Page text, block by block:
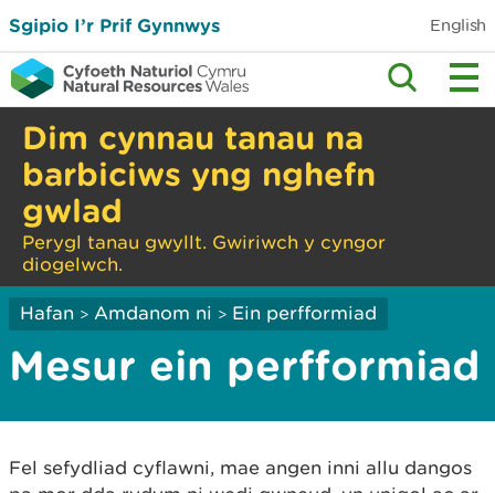
Sgipio I’r Prif Gynnwys English
Dim cynnau tanau na
barbiciws yng nghefn
gwlad
Perygl tanau gwyllt. Gwiriwch y cyngor
diogelwch.
Hafan > Amdanom ni > Ein perfformiad
Mesur ein perfformiad
Fel sefydliad cyflawni, mae angen inni allu dangos